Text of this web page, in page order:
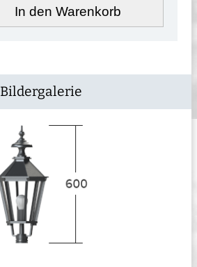
In den Warenkorb
Bildergalerie